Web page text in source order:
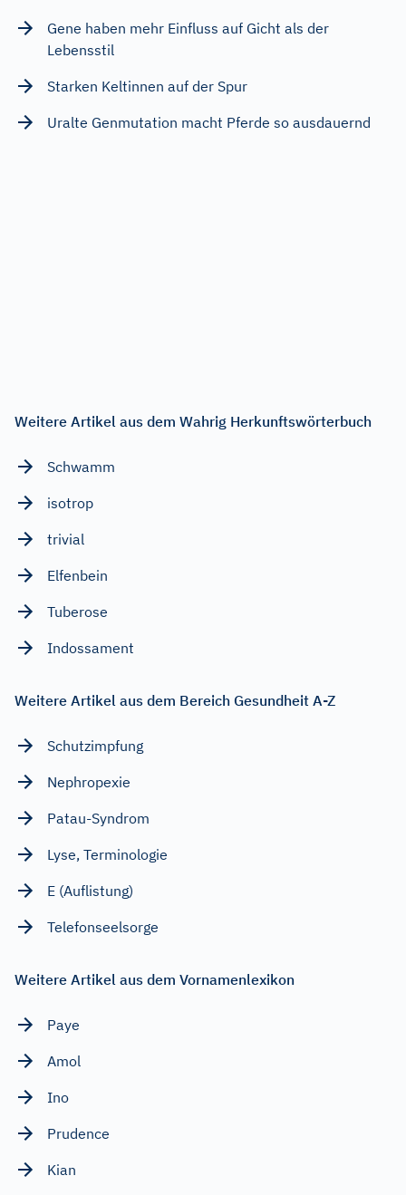
Gene haben mehr Einfluss auf Gicht als der
Lebensstil
Starken Keltinnen auf der Spur
Uralte Genmutation macht Pferde so ausdauernd
Weitere Artikel aus dem Wahrig Herkunftswörterbuch
Schwamm
isotrop
trivial
Elfenbein
Tuberose
Indossament
Weitere Artikel aus dem Bereich Gesundheit A-Z
Schutzimpfung
Nephropexie
Patau-Syndrom
Lyse, Terminologie
E (Auflistung)
Telefonseelsorge
Weitere Artikel aus dem Vornamenlexikon
Paye
Amol
Ino
Prudence
Kian